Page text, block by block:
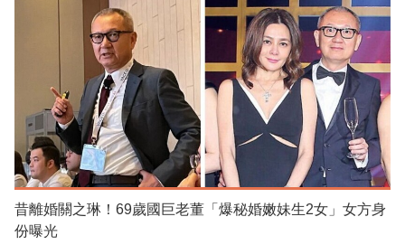
昔離婚關之琳！69歲國巨老董「爆秘婚嫩妹生2女」女方身
份曝光